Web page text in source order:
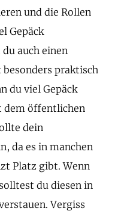
und die Rollen
Gepäck
auch einen
praktisch
du viel Gepäck
dem öffentlichen
dein
da es in manchen
Platz gibt. Wenn
du diesen in
Vergiss